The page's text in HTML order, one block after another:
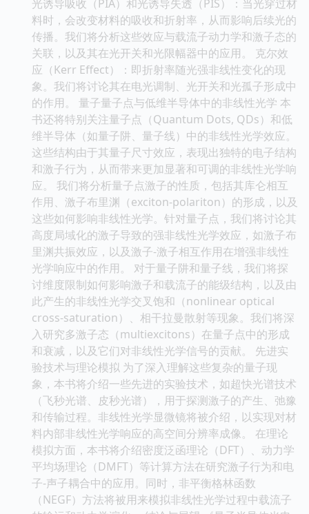
光诱导吸收（PIA）和光诱导失透（PIS）：当光穿过材
料时，会改变材料的吸收和折射率，从而影响后续光的
传播。我们将分析这些效应与载流子动力学和激子态的
关联，以及其在光开关和光限幅器中的应用。 克尔效
应（Kerr Effect）：即折射率随光强非线性变化的现
象。我们将讨论其在电光调制、光开关和光孤子形成中
的作用。 量子量子点与低维半导体中的非线性光学 本
书还将特别关注量子点（Quantum Dots, QDs）和低
维半导体（如量子阱、量子线）中的非线性光学效应。
这些结构由于其量子尺寸效应，表现出独特的电子结构
和激子行为，从而带来更加显著和可调的非线性光学响
应。 我们将分析量子点激子的性质，包括其库仑相互
作用、激子布里渊（exciton-polariton）的形成，以及
这些如何影响非线性光学。针对量子点，我们将讨论其
高度局域化的激子导致的强非线性光学效应，如激子布
里渊共振效应，以及激子-激子相互作用在增强非线性
光学响应中的作用。 对于量子阱和量子线，我们将探
讨维度限制如何影响激子和载流子的能级结构，以及由
此产生的非线性光学交叉饱和（nonlinear optical
cross-saturation）、相干拉曼散射等现象。我们将深
入研究多激子态（multiexcitons）在量子点中的形成
和衰减，以及它们对非线性光学信号的贡献。 先进实
验技术与理论模拟 为了深入理解这些复杂的量子现
象，本书将介绍一些先进的实验技术，如超快光谱技术
（飞秒光谱、皮秒光谱），用于探测激子的产生、弛豫
和传输过程。非线性光学显微镜将被介绍，以实现对材
料内部非线性光学响应的高空间分辨率成像。 在理论
模拟方面，本书将介绍密度泛函理论（DFT）、动力学
平均场理论（DMFT）等计算方法在研究激子行为和电
子-声子耦合中的应用。同时，非平衡格林函数
（NEGF）方法将被用来模拟非线性光学过程中载流子